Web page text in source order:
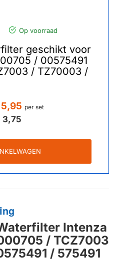
Op voorraad
geschikt voor
/ 00575491
/ TZ70003 /
per set
3,75
Intenza
/ TCZ7003
/ 575491